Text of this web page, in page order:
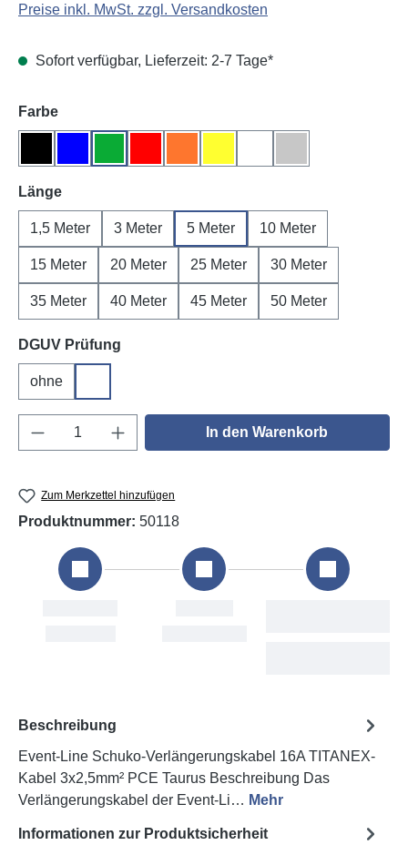
Preise inkl. MwSt. zzgl. Versandkosten
Sofort verfügbar, Lieferzeit: 2-7 Tage*
Farbeauswählen
Längeauswählen
1,5 Meter 3 Meter 5 Meter 10 Meter
15 Meter 20 Meter 25 Meter 30 Meter
35 Meter 40 Meter 45 Meter 50 Meter
DGUV Prüfung
ohne
Produkt Anzahl: Gib den gewünschten
In den Warenkorb
Zum Merkzettel hinzufügen
Produktnummer: 50118
Beschreibung
Event-Line Schuko-Verlängerungskabel 16A TITANEX-
Kabel 3x2,5mm² PCE Taurus Beschreibung Das
Verlängerungskabel der Event-Li… Mehr
Informationen zur Produktsicherheit